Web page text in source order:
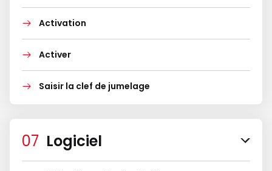
Activation
Activer
Saisir la clef de jumelage
Logiciel